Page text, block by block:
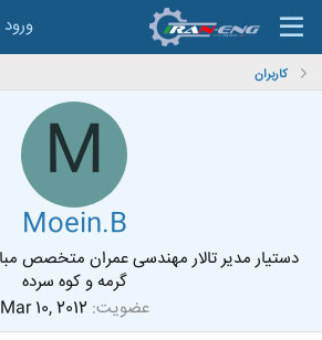
ورود
کاربران
M
Moein.B
دستیار مدیر تالار مهندسی عمران متخصص
گرمه و کوه سرده
عضویت Mar 10, 2012